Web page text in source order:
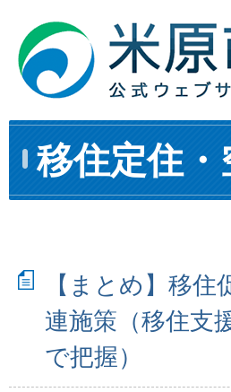
移住定住
【まとめ】移住
連施策（移住支
で把握）